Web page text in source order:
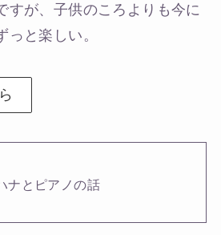
すが、子供のころよりも今に
っと楽しい。
ナとピアノの話